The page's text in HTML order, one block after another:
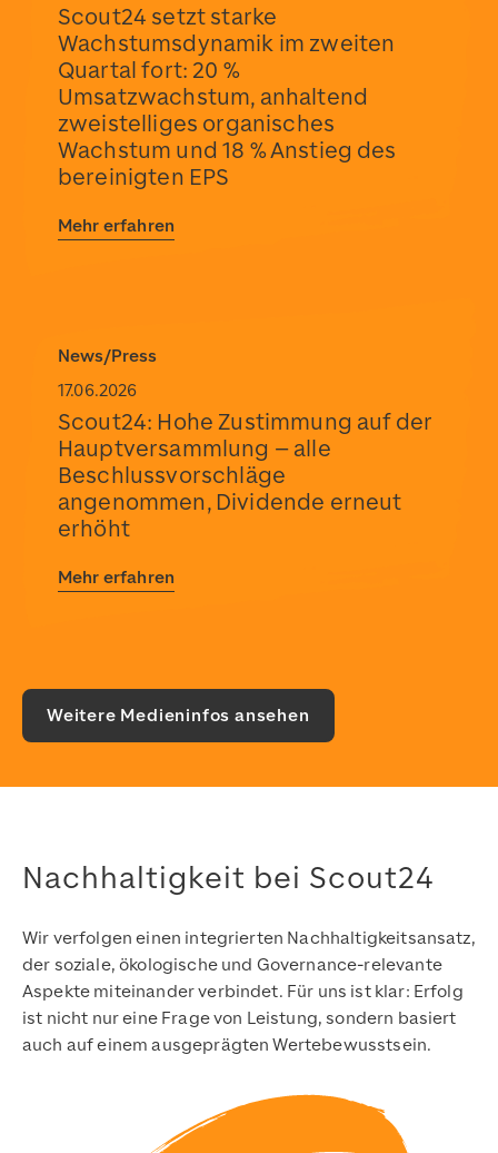
Scout24 setzt starke
Wachstumsdynamik im zweiten
Quartal fort: 20 %
Umsatzwachstum, anhaltend
zweistelliges organisches
Wachstum und 18 % Anstieg des
bereinigten EPS
Mehr erfahren
News/Press
17.06.2026
Scout24: Hohe Zustimmung auf der
Hauptversammlung – alle
Beschlussvorschläge
angenommen, Dividende erneut
erhöht
Mehr erfahren
Weitere Medieninfos ansehen
Nachhaltigkeit bei Scout24
Wir verfolgen einen integrierten Nachhaltigkeitsansatz,
der soziale, ökologische und Governance-relevante
Aspekte miteinander verbindet. Für uns ist klar: Erfolg
ist nicht nur eine Frage von Leistung, sondern basiert
auch auf einem ausgeprägten Wertebewusstsein.